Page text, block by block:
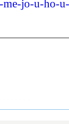
jo-u-ho-